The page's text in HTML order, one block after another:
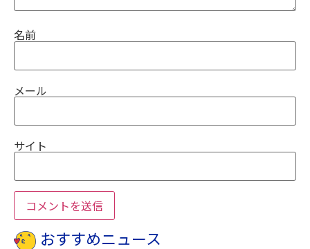
名前
メール
サイト
おすすめニュース